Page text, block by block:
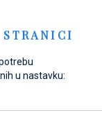
HR
u nastavku: